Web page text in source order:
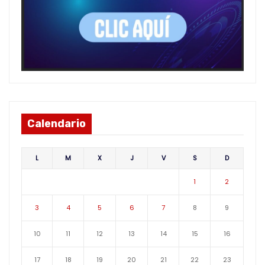
Calendario
L M X J V S D
1 2
3 4 5 6 7 8 9
10 11 12 13 14 15 16
17 18 19 20 21 22 23